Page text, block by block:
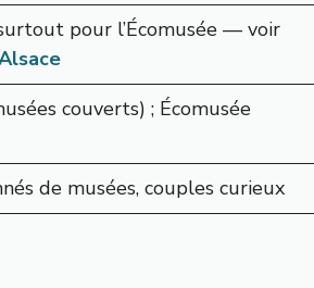
pour l’Écomusée — voir
couverts) ; Écomusée
de musées, couples curieux